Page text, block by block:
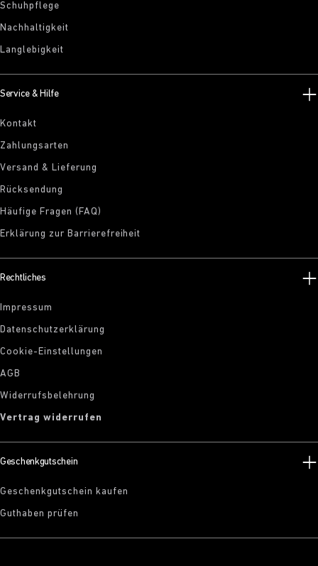
Schuhpflege
Nachhaltigkeit
Langlebigkeit
Service & Hilfe
Kontakt
Zahlungsarten
Versand & Lieferung
Rücksendung
Häufige Fragen (FAQ)
Erklärung zur Barrierefreiheit
Rechtliches
Impressum
Datenschutzerklärung
Cookie-Einstellungen
AGB
Widerrufsbelehrung
Vertrag widerrufen
Geschenkgutschein
Geschenkgutschein kaufen
Guthaben prüfen